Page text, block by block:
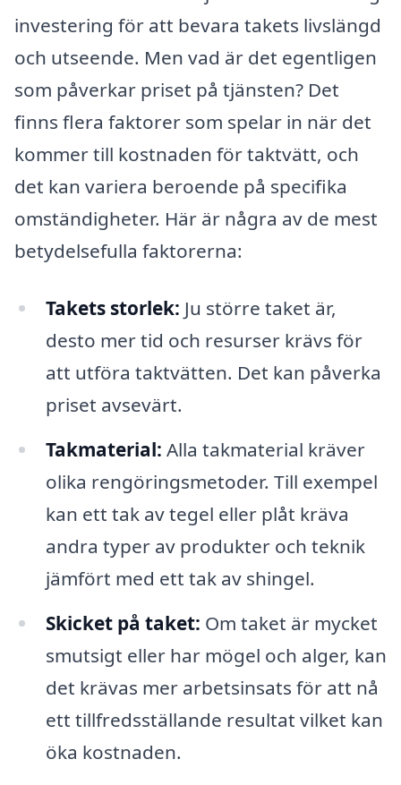
investering för att bevara takets livslängd
och utseende. Men vad är det egentligen
som påverkar priset på tjänsten? Det
finns flera faktorer som spelar in när det
kommer till kostnaden för taktvätt, och
det kan variera beroende på specifika
omständigheter. Här är några av de mest
betydelsefulla faktorerna:
Takets storlek: Ju större taket är,
desto mer tid och resurser krävs för
att utföra taktvätten. Det kan påverka
priset avsevärt.
Takmaterial: Alla takmaterial kräver
olika rengöringsmetoder. Till exempel
kan ett tak av tegel eller plåt kräva
andra typer av produkter och teknik
jämfört med ett tak av shingel.
Skicket på taket: Om taket är mycket
smutsigt eller har mögel och alger, kan
det krävas mer arbetsinsats för att nå
ett tillfredsställande resultat vilket kan
öka kostnaden.